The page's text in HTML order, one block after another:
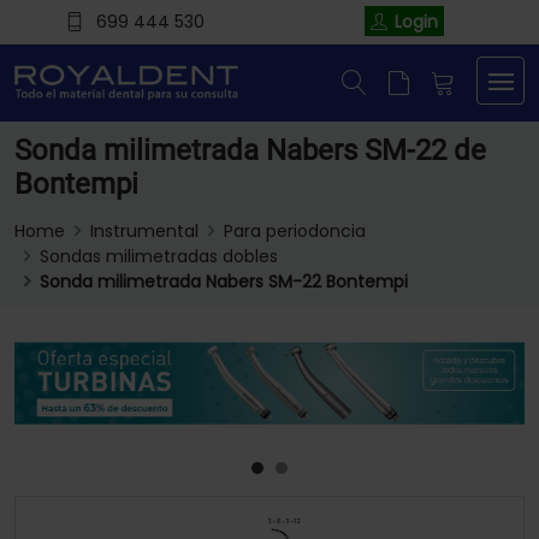
699 444 530 Login
Sonda milimetrada Nabers SM-22 de
Bontempi
Home Instrumental
Para periodoncia
Sondas milimetradas dobles
Sonda milimetrada Nabers SM-22 Bontempi